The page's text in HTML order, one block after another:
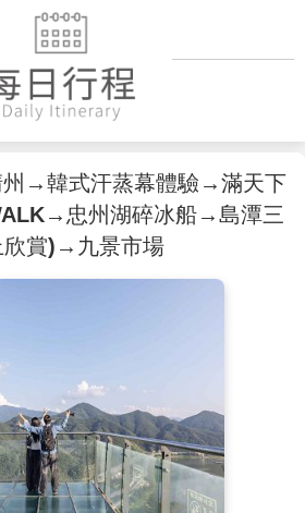
州→韓式汗蒸幕體驗→滿天下
忠州湖碎冰船→島潭三
欣賞)→九景市場